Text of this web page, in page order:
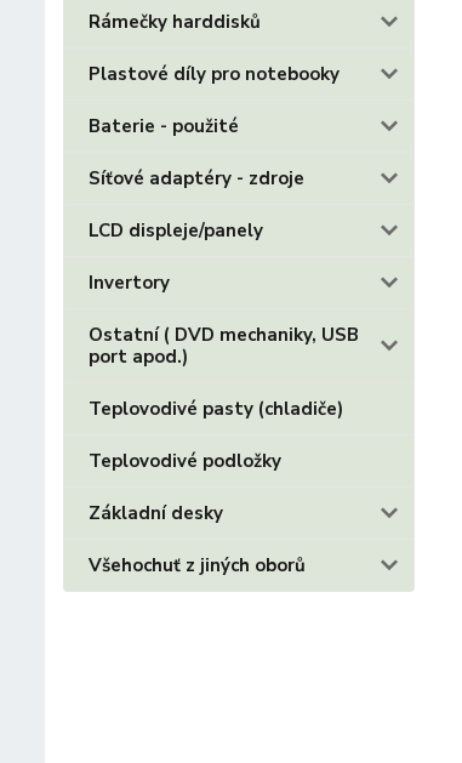
Rámečky harddisků
Plastové díly pro notebooky
Baterie - použité
Síťové adaptéry - zdroje
LCD displeje/panely
Invertory
Ostatní ( DVD mechaniky, USB
port apod.)
Teplovodivé pasty (chladiče)
Teplovodivé podložky
Základní desky
Všehochuť z jiných oborů